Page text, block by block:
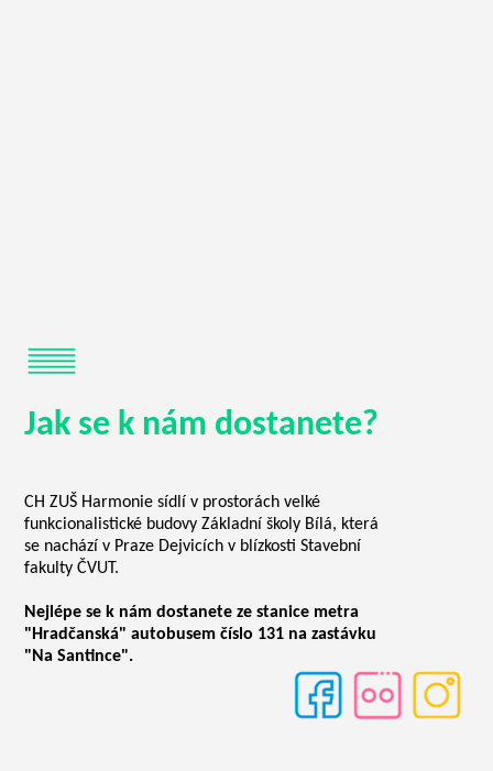
Jak se k nám dostanete?
CH ZUŠ Harmonie sídlí v prostorách velké
funkcionalistické budovy Základní školy Bílá, která
se nachází v Praze Dejvicích v blízkosti Stavební
fakulty ČVUT.
Nejlépe se k nám dostanete ze stanice metra
"Hradčanská" autobusem číslo 131 na zastávku
"Na Santince".